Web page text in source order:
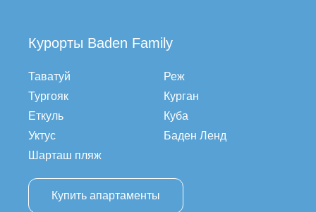
Курорты Baden Family
Таватуй
Тургояк
Еткуль
Уктус
Шарташ пляж
Реж
Курган
Куба
Баден Ленд
Купить апартаменты